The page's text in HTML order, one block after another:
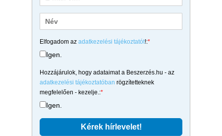
Elfogadom az adatkezelési tájékoztatót!:*
Igen.
Hozzájárulok, hogy adataimat a Beszerzés.hu - az
adatkezelési tájékoztatóban rögzítetteknek
megfelelően - kezelje.:*
Igen.